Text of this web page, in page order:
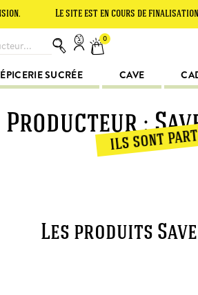
Le site est en cours de finalisation. Les
0
ÉPICERIE SUCRÉE CAVE
Producteur :
ils sont
Les produits